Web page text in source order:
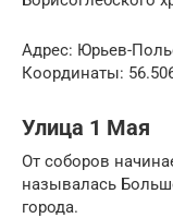
Адрес: Юрьев-
Координаты:
Улица 1 Мая
От соборов
называлась
города.